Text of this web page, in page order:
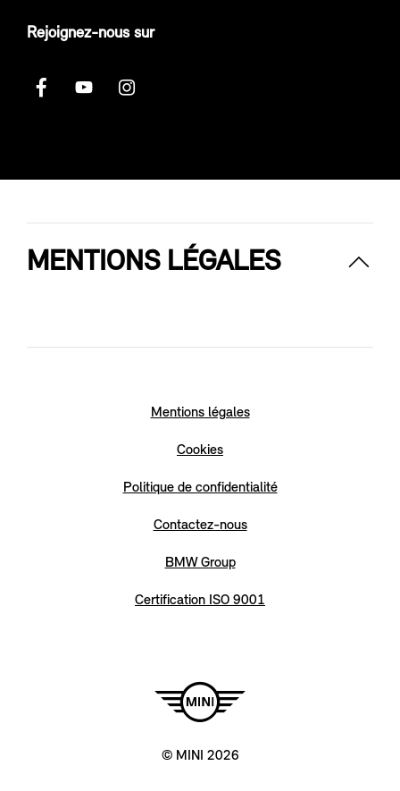
Rejoignez-nous sur
MENTIONS LÉGALES
Mentions légales
Cookies
Politique de confidentialité
Contactez-nous
BMW Group
Certification ISO 9001
© MINI 2026